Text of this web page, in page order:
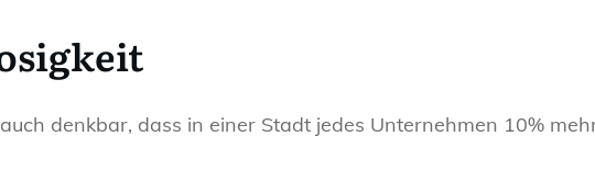
denkbar, dass in einer Stadt jedes Unternehmen 10%